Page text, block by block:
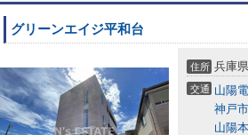
グリーンエイジ平和台
住所 兵庫県
交通 山陽
神戸
山陽